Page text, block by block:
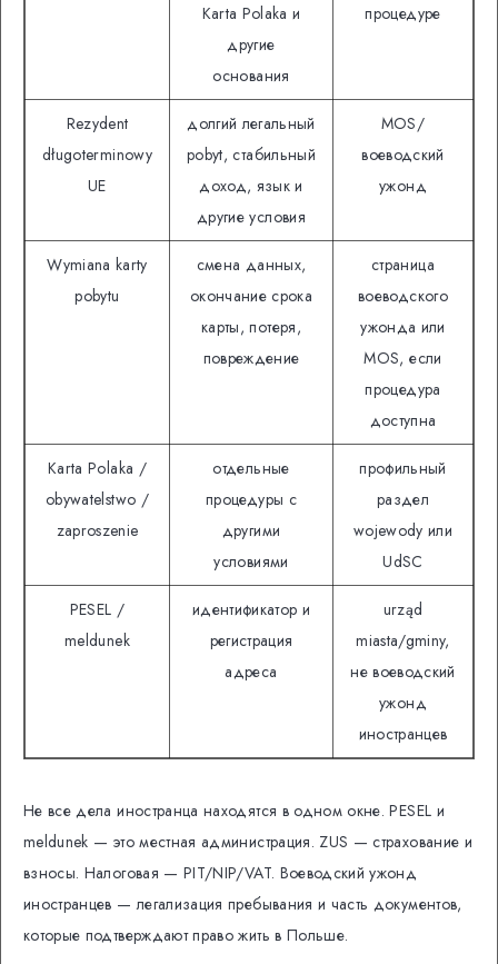
Кarta Polaka и
другие
основания
процедуре
Rezydent
długoterminowy
UE
долгий легальный
pobyt, стабильный
доход, язык и
другие условия
MOS/
воеводский
ужонд
Wymiana karty
pobytu
смена данных,
окончание срока
карты, потеря,
повреждение
страница
воеводского
ужонда или
MOS, если
процедура
доступна
Karta Polaka /
obywatelstwo /
zaproszenie
отдельные
процедуры с
другими
условиями
профильный
раздел
wojewody или
UdSC
PESEL /
meldunek
идентификатор и
регистрация
адреса
urząd
miasta/gminy,
не воеводский
ужонд
иностранцев
Не все дела иностранца находятся в одном окне. PESEL и
meldunek — это местная администрация. ZUS — страхование и
взносы. Налоговая — PIT/NIP/VAT. Воеводский ужонд
иностранцев — легализация пребывания и часть документов,
которые подтверждают право жить в Польше.